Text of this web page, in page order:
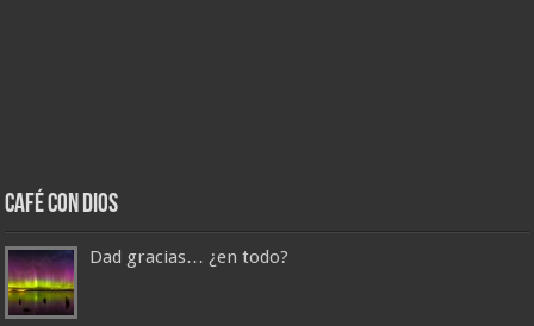
Café con Dios
Dad gracias… ¿en todo?